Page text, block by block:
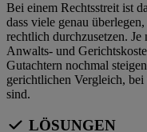
Bei einem Rechtsstreit ist
dass viele genau
rechtlich durchzusetzen.
Anwalts- und
Gutachtern nochmal
gerichtlichen Vergleich,
sind.
LÖSUNGEN